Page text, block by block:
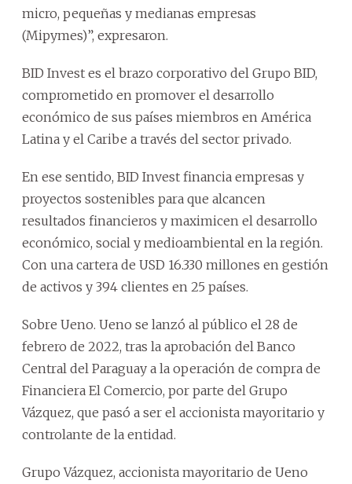
micro, pequeñas y medianas empresas
(Mipymes)”, expresaron.
BID Invest es el brazo corporativo del Grupo BID,
comprometido en promover el desarrollo
económico de sus países miembros en América
Latina y el Caribe a través del sector privado.
En ese sentido, BID Invest financia empresas y
proyectos sostenibles para que alcancen
resultados financieros y maximicen el desarrollo
económico, social y medioambiental en la región.
Con una cartera de USD 16.330 millones en gestión
de activos y 394 clientes en 25 países.
Sobre Ueno. Ueno se lanzó al público el 28 de
febrero de 2022, tras la aprobación del Banco
Central del Paraguay a la operación de compra de
Financiera El Comercio, por parte del Grupo
Vázquez, que pasó a ser el accionista mayoritario y
controlante de la entidad.
Grupo Vázquez, accionista mayoritario de Ueno